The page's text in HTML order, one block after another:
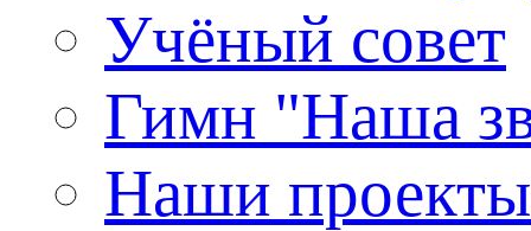
Учёный совет
Гимн "Наша
Наши проекты